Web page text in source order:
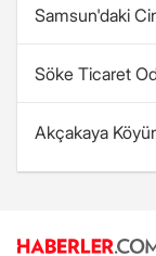
Samsun'daki
Söke Ticaret
Akçakaya